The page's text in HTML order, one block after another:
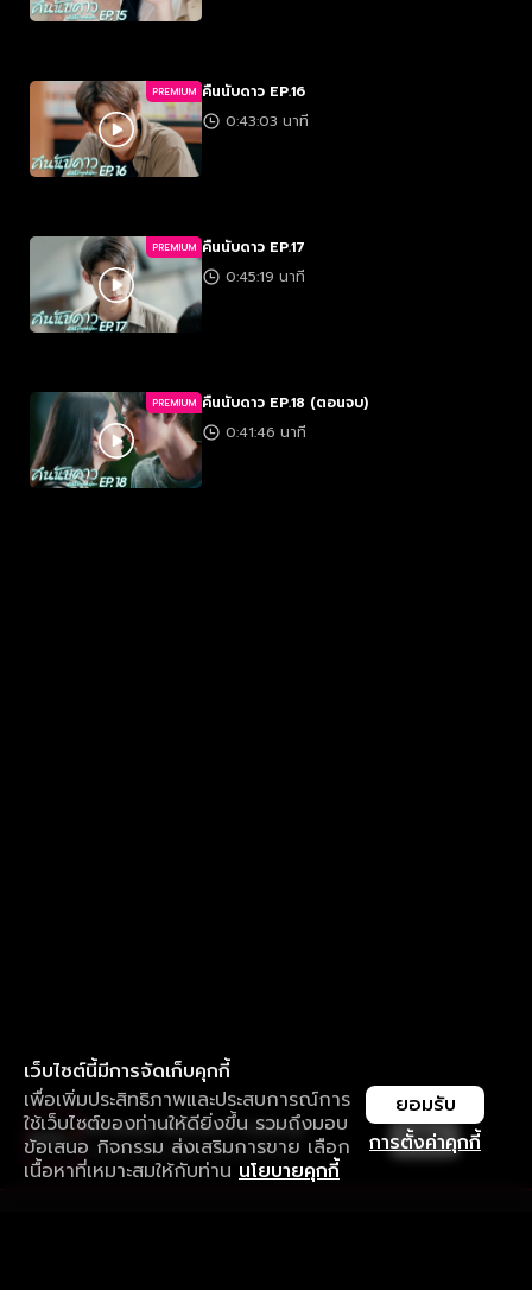
PREMIUM คืนนับดาว EP.16
0:43:03 นาที
PREMIUM คืนนับดาว EP.17
0:45:19 นาที
PREMIUM คืนนับดาว EP.18 (ตอนจบ)
0:41:46 นาที
เว็บไซต์นี้มีการจัดเก็บคุกกี้
เพื่อเพิ่มประสิทธิภาพและประสบการณ์การ
ใช้เว็บไซต์ของท่านให้ดียิ่งขึ้น รวมถึงมอบ
ข้อเสนอ กิจกรรม ส่งเสริมการขาย เลือก
เนื้อหาที่เหมาะสมให้กับท่าน นโยบายคุกกี้
การตั้งค่าคุกกี้
ยอมรับ
ใช้งานแอป ลื่นไหลกว่า ไม่มีสะดุด
ดาวน์โหลดแอปเพื่อการรับชมที่ดีกว่า เปิด